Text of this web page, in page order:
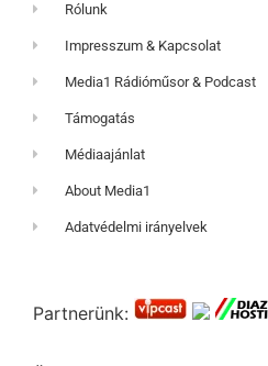
Rólunk
Impresszum & Kapcsolat
Media1 Rádióműsor & Podcast
Támogatás
Médiaajánlat
About Media1
Adatvédelmi irányelvek
Partnerünk: